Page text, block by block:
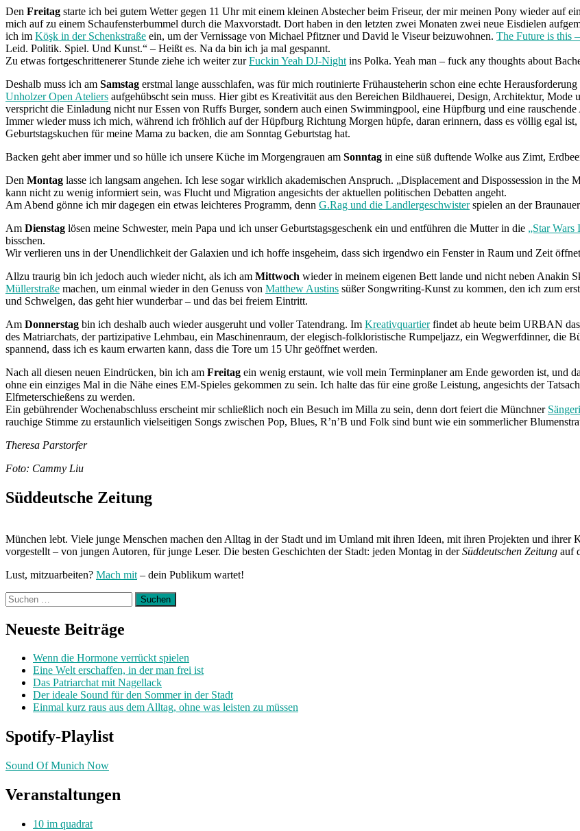
Den Freitag starte ich bei gutem Wetter gegen 11 Uhr mit einem kleinen Abstecher beim Friseur, der mir meinen Pony wieder auf
mich auf zu einem Schaufensterbummel durch die Maxvorstadt. Dort haben in den letzten zwei Monaten zwei neue Eisdielen
ich im Köşk in der Schenkstraße ein, um der Vernissage von Michael Pfitzner und David le Viseur beizuwohnen. The Future is this
Leid. Politik. Spiel. Und Kunst.“ – Heißt es. Na da bin ich ja mal gespannt.
Zu etwas fortgeschrittenerer Stunde ziehe ich weiter zurFuckin Yeah DJ-Night ins Polka. Yeah man – fuck any thoughts about
Deshalb muss ich am Samstag erstmal lange ausschlafen, was für mich routinierte Frühausteherin schon eine echte
Unholzer Open Ateliers aufgehübscht sein muss. Hier gibt es Kreativität aus den Bereichen Bildhauerei, Design, Architektur,
verspricht die Einladung nicht nur Essen von Ruffs Burger, sondern auch einen Swimmingpool, eine Hüpfburg und eine
Immer wieder muss ich mich, während ich fröhlich auf der Hüpfburg Richtung Morgen hüpfe, daran erinnern, dass es völlig egal
Geburtstagskuchen für meine Mama zu backen, die am Sonntag Geburtstag hat.
Backen geht aber immer und so hülle ich unsere Küche im Morgengrauen am Sonntag in eine süß duftende Wolke aus Zimt,
Den Montag lasse ich langsam angehen. Ich lese sogar wirklich akademischen Anspruch. „Displacement and Dispossession in
kann nicht zu wenig informiert sein, was Flucht und Migration angesichts der aktuellen politischen Debatten angeht.
Am Abend gönne ich mir dagegen ein etwas leichteres Programm, denn G.Rag und die Landlergeschwisterspielen an der
Am Dienstag lösen meine Schwester, mein Papa und ich unser Geburtstagsgeschenk ein und entführen die Mutter in die „Star Wars
bisschen.
Wir verlieren uns in der Unendlichkeit der Galaxien und ich hoffe insgeheim, dass sich irgendwo ein Fenster in Raum und Zeit
Allzu traurig bin ich jedoch auch wieder nicht, als ich am Mittwoch wieder in meinem eigenen Bett lande und nicht neben Anakin
Müllerstraße machen, um einmal wieder in den Genuss von Matthew Austins süßer Songwriting-Kunst zu kommen, den ich zum
und Schwelgen, das geht hier wunderbar – und das bei freiem Eintritt.
Am Donnerstag bin ich deshalb auch wieder ausgeruht und voller Tatendrang. Im Kreativquartierfindet ab heute beim URBAN
des Matriarchats, der partizipative Lehmbau, ein Maschinenraum, der elegisch-folkloristische Rumpeljazz, ein Wegwerfdinner, die
spannend, dass ich es kaum erwarten kann, dass die Tore um 15 Uhr geöffnet werden.
Nach all diesen neuen Eindrücken, bin ich am Freitag ein wenig erstaunt, wie voll mein Terminplaner am Ende geworden ist, und
ohne ein einziges Mal in die Nähe eines EM-Spieles gekommen zu sein. Ich halte das für eine große Leistung, angesichts der
Elfmeterschießens zu werden.
Ein gebührender Wochenabschluss erscheint mir schließlich noch ein Besuch im Milla zu sein, denn dort feiert die Münchner
rauchige Stimme zu erstaunlich vielseitigen Songs zwischen Pop, Blues, R’n’B und Folk sind bunt wie ein sommerlicher
Theresa Parstorfer
Foto: Cammy Liu
Süddeutsche Zeitung
München lebt. Viele junge Menschen machen den Alltag in der Stadt und im Umland mit ihren Ideen, mit ihren Projekten und ihrer
vorgestellt – von jungen Autoren, für junge Leser. Die besten Geschichten der Stadt: jeden Montag in derSüddeutschen Zeitung auf
Lust, mitzuarbeiten? Mach mit – dein Publikum wartet!
Suchen
nach:
Neueste Beiträge
Wenn die Hormone verrückt spielen
Eine Welt erschaffen, in der man frei ist
Das Patriarchat mit Nagellack
Der ideale Sound für den Sommer in der Stadt
Einmal kurz raus aus dem Alltag, ohne was leisten zu müssen
Spotify-Playlist
Sound Of Munich Now
Veranstaltungen
10 im quadrat